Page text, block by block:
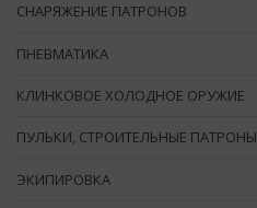
СНАРЯЖЕНИЕ ПАТРОНОВ
ПНЕВМАТИКА
КЛИНКОВОЕ ХОЛОДНОЕ ОРУЖИЕ
ПУЛЬКИ, СТРОИТЕЛЬНЫЕ ПАТРОНЫ
ЭКИПИРОВКА